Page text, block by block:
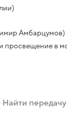
Амбарцумов)
просвещение в